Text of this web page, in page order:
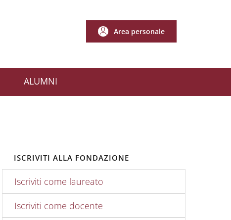
Area personale
Area personale
ALUMNI
ISCRIVITI ALLA FONDAZIONE
Iscriviti come laureato
Iscriviti come docente